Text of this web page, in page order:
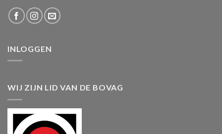
INLOGGEN
WIJ ZIJN LID VAN DE BOVAG